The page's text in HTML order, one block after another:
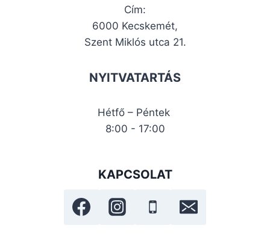
Cím:
6000 Kecskemét,
Szent Miklós utca 21.
NYITVATARTÁS
Hétfő – Péntek
8:00 - 17:00
KAPCSOLAT